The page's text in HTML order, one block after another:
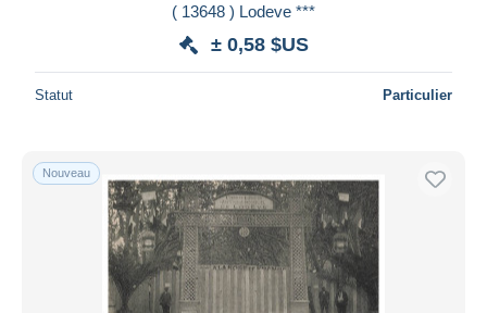
( 13648 ) Lodeve ***
± 0,58 $US
Statut Particulier
Nouveau